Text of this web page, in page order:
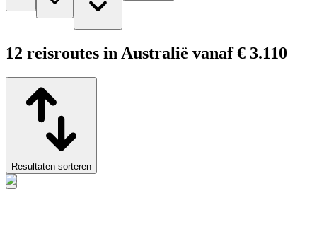
12 reisroutes in Australië vanaf € 3.110
Resultaten sorteren